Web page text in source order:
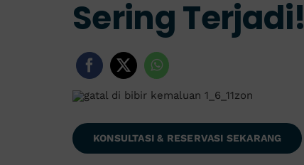
Sering Terjadi!
KONSULTASI & RESERVASI SEKARANG